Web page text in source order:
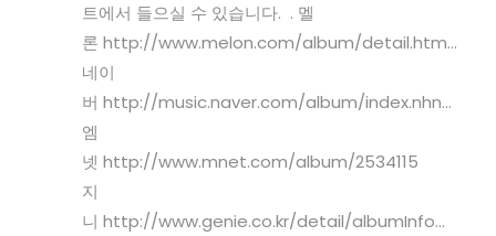
트에서 들으실 수 있습니다. . 멜
론 http://www.melon.com/album/detail.htm…
네이
버 http://music.naver.com/album/index.nhn…
엠
넷 http://www.mnet.com/album/2534115
지
니 http://www.genie.co.kr/detail/albumInfo…